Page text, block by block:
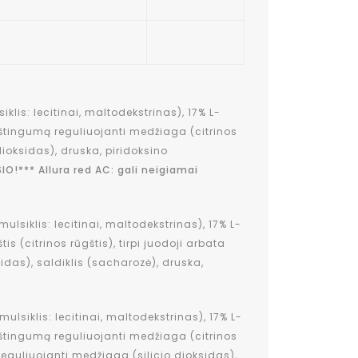
lecitinai, maltodekstrinas), 17% L-
reguliuojanti medžiaga (citrinos
druska, piridoksino
Allura red AC: gali neigiamai
lecitinai, maltodekstrinas), 17% L-
(citrinos rūgštis), tirpi juodoji arbata
saldiklis (sacharozė), druska,
lecitinai, maltodekstrinas), 17% L-
reguliuojanti medžiaga (citrinos
medžiaga (silicio dioksidas),